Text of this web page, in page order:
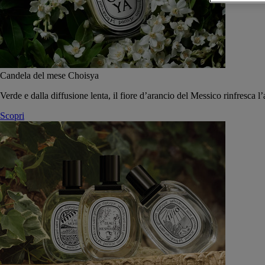
Candela del mese Choisya
Verde e dalla diffusione lenta, il fiore d’arancio del Messico rinfresca
Scopri